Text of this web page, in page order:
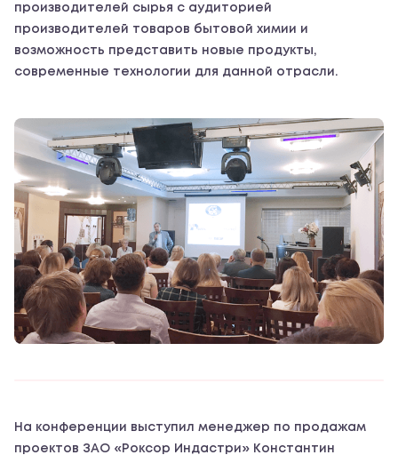
производителей сырья с аудиторией
производителей товаров бытовой химии и
возможность представить новые продукты,
современные технологии для данной отрасли.
На конференции выступил менеджер по продажам
проектов ЗАО «Роксор Индастри» Константин